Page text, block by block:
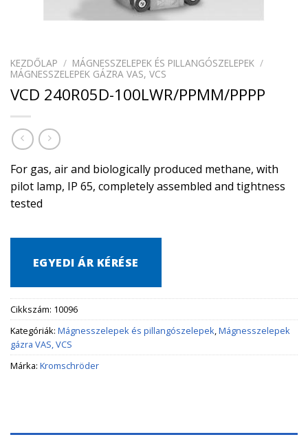
KEZDŐLAP / MÁGNESSZELEPEK ÉS PILLANGÓSZELEPEK /
MÁGNESSZELEPEK GÁZRA VAS, VCS
VCD 240R05D-100LWR/PPMM/PPPP
For gas, air and biologically produced methane, with
pilot lamp, IP 65, completely assembled and tightness
tested
EGYEDI ÁR KÉRÉSE
Cikkszám: 10096
Kategóriák: Mágnesszelepek és pillangószelepek,Mágnesszelepek
gázra VAS, VCS
Márka: Kromschröder